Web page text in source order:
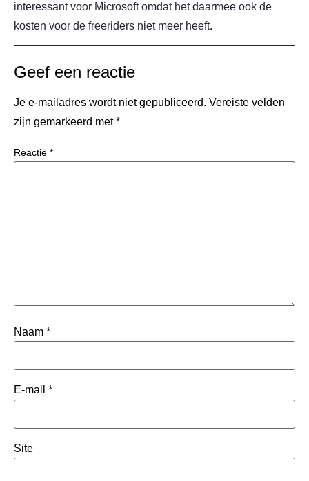
interessant voor Microsoft omdat het daarmee ook de
kosten voor de freeriders niet meer heeft.
Geef een reactie
Je e-mailadres wordt niet gepubliceerd. Vereiste velden
zijn gemarkeerd met*
Reactie *
Naam *
E-mail *
Site